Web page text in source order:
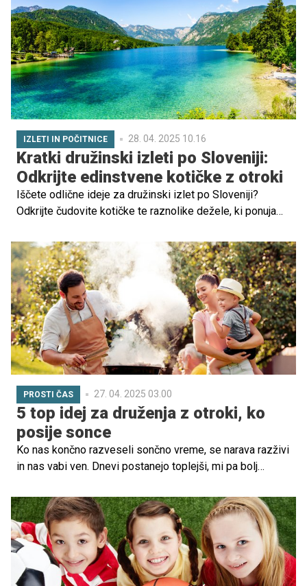
sprostitev in uživanje v naravnih lepotah. Uganete, za
katero jezero gre?
IZLETI IN POČITNICE 28. 04. 2025 10.16
Kratki družinski izleti po Sloveniji:
Odkrijte edinstvene kotičke z otroki
Iščete odlične ideje za družinski izlet po Sloveniji?
Odkrijte čudovite kotičke te raznolike dežele, ki ponuja
Slovenija je popolna destinacija za družinska potovanja,
saj ponuja edinstvene naravne lepote, slikovite kraje in
bogato kulturno dediščino.
PROSTI ČAS 27. 04. 2025 03.00
5 top idej za druženja z otroki, ko
posije sonce
Ko nas končno razveseli sončno vreme, se narava razživi
in nas vabi ven. Dnevi postanejo toplejši, mi pa bolj
dragocen čas na prostem. Idealna priložnost za aktivna,
zabavna in nepozabna družinska druženja! V nadaljevanju
vam predstavljamo 5 odličnih idej, kako z otroki izkoristiti
sončne dneve – brez velikih priprav ali stroškov!